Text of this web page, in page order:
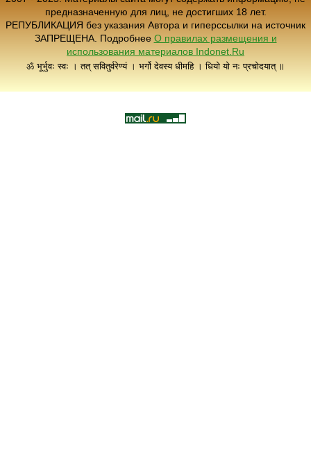
предназначенную для лиц, не достигших 18 лет.
РЕПУБЛИКАЦИЯ без указания Автора и гиперссылки на источник
ЗАПРЕЩЕНА. Подробнее О правилах размещения и
использования материалов Indonet.Ru
ॐ भूर्भुवः स्वः । तत् सवितुर्वरेण्यं । भर्गो देवस्य धीमहि । धियो यो नः प्रचोदयात् ॥